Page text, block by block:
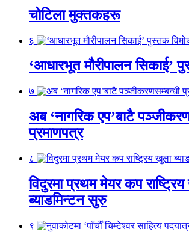
चोटिला मुक्तकहरू
६
‘आधारभूत मौरीपालन सिकाई’
७
अब ‘नागरिक एप’बाटै
प्रमाणपत्र
८
विदुरमा प्रथम मेयर कप
ब्याडमिन्टन सुरु
९